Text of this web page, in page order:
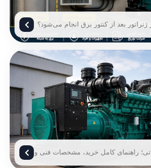
بعد از کنتور برق انجام می‌شود؟
راهنمای کامل خرید، مشخصات فنی و